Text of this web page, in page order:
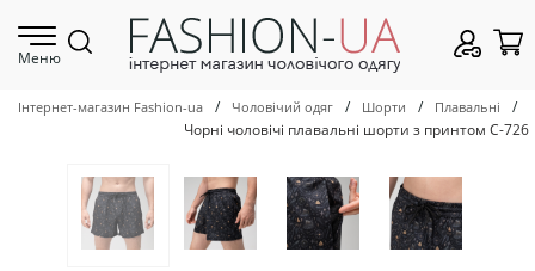
Меню
Інтернет-магазин Fashion-ua / Чоловічий одяг / Шорти / Плавальні
/
Чорні чоловічі плавальні шорти з принтом С-726